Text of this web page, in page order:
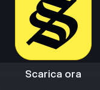
Scarica ora
Scarica ora
Accedi al wallet